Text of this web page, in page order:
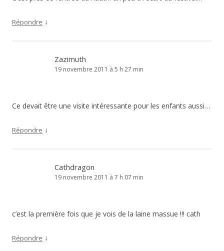
Répondre ↓
Zazimuth
19 novembre 2011 à 5 h 27 min
Ce devait être une visite intéressante pour les enfants aussi…
Répondre ↓
Cathdragon
19 novembre 2011 à 7 h 07 min
c’est la première fois que je vois de la laine massue !!! cath
Répondre ↓